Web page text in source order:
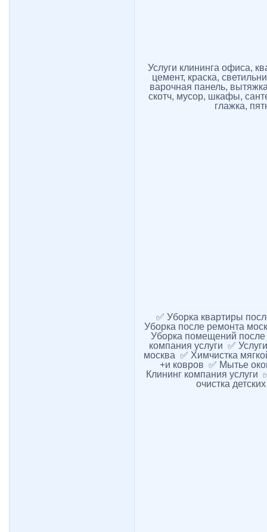
Услуги клининга офиса,
цемент, краска,
варочная панель,
скотч, мусор, шкафы,
глажка,
✅ Уборка квартиры
Уборка после ремонта
Уборка помещений после
компания услуги ✅
москва ✅ Химчистка
+и ковров ✅ Мытье
Клининг компания услуги
очистка